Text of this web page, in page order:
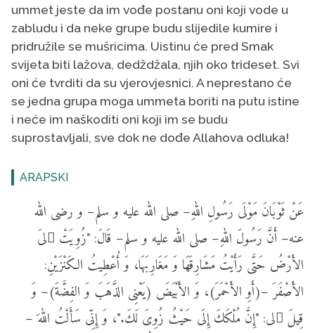
ummet jeste da im vođe postanu oni koji vode u
zabludu i da neke grupe budu slijedile kumire i
pridružile se mušricima. Uistinu će pred Smak
svijeta biti lažova, dedždžala, njih oko trideset. Svi
oni će tvrditi da su vjerovjesnici. A neprestano će
se jedna grupa moga ummeta boriti na putu istine
i neće im naškoditi oni koji im se budu
suprostavljali, sve dok ne dođe Allahova odluka!
ARAPSKI
عَنْ ثَوْبَانَ مَوْلَى رَسُولِ اللهِ– صلى الله عليه و سلم– و رضى الله
عنه– أَنَّ رَسُولَ اللهِ– صلى الله عليه و سلم– قَالَ: "زُوِيَتْ ِلىَ
الأَرْضُ حَتَّى رَأَيْتُ مَشَارِقَهَا وَ مَغَارِبَهَا، وَ أُعْطِيتُ الكَنْزَيْنِ:
الأَصْفَرَ –(أَوِ الأَحْمَرَ)، وَ الأَبْيَضَ (يَعْنِى الذَّهَبَ وَ الفِضَّةَ)– وَ
قِيلَ ِلى: "إِنَّ مُلْكَكَ إِلَى حَيْثُ زُوِىَ لَكَ."، وَ إِنِّى سَأَلْتُ اللهَ –